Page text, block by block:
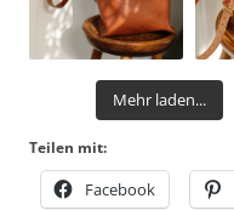
Mehr laden...
Teilen mit:
Facebook